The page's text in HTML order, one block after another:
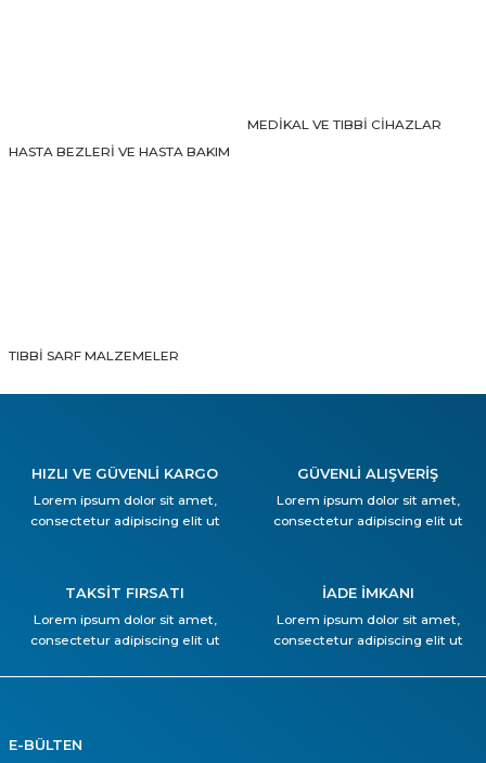
HASTA BEZLERİ VE HASTA BAKIM
MEDİKAL VE TIBBİ CİHAZLAR
TIBBİ SARF MALZEMELER
HIZLI VE GÜVENLİ KARGO
Lorem ipsum dolor sit amet,
consectetur adipiscing elit ut
GÜVENLİ ALIŞVERİŞ
Lorem ipsum dolor sit amet,
consectetur adipiscing elit ut
TAKSİT FIRSATI
Lorem ipsum dolor sit amet,
consectetur adipiscing elit ut
İADE İMKANI
Lorem ipsum dolor sit amet,
consectetur adipiscing elit ut
E-BÜLTEN